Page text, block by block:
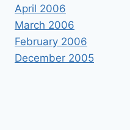
April 2006
March 2006
February 2006
December 2005